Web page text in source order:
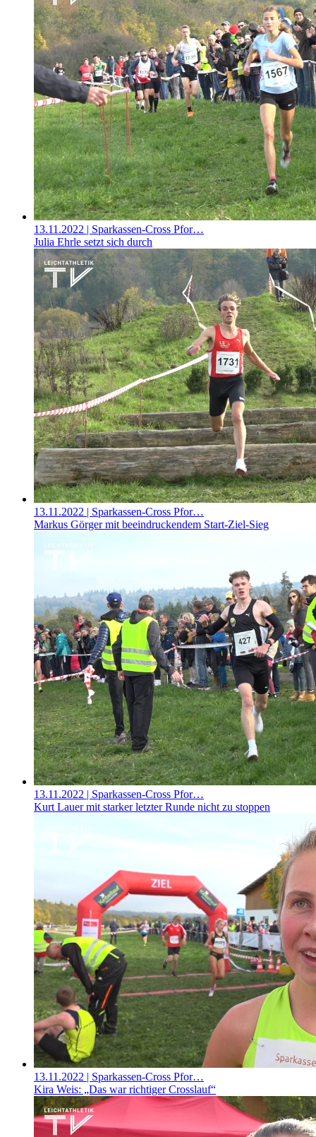
13.11.2022 | Sparkassen-Cross Pfor…
Julia Ehrle setzt sich durch
13.11.2022 | Sparkassen-Cross Pfor…
Markus Görger mit beeindruckendem Start-Ziel-Sieg
13.11.2022 | Sparkassen-Cross Pfor…
Kurt Lauer mit starker letzter Runde nicht zu stoppen
13.11.2022 | Sparkassen-Cross Pfor…
Kira Weis: „Das war richtiger Crosslauf“